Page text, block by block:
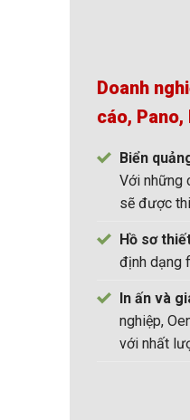
Doanh
cáo,
Biển
Với những
sẽ được
Hồ sơ
định dạng
In ấn và
nghiệp,
với nhất